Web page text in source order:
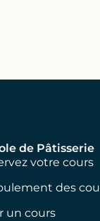
de Pâtisserie
votre cours
des
un cours